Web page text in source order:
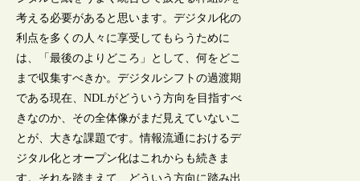
考える必要があると思います。デジタル化の
利点を多くの人々に享受してもらうために
は、「最後のよりどころ」として、何をどこ
まで収集すべきか。デジタルシフトの過渡期
である現在、NDLがどういう方向を目指すべ
きなのか、その全体像がまだ見えていないこ
とが、大きな課題です。情報流通におけるデ
ジタル化とオープン化はこれからも続きま
す。それを踏まえて、どういう方向に踏み出